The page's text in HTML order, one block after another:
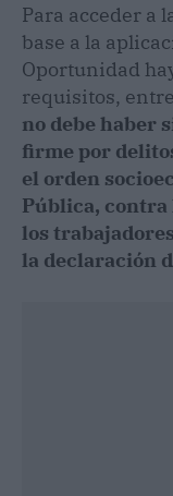
Para acceder a
base a la
Oportunidad
requisitos,
no debe haber
firme por
el orden
Pública, contra
los
la declaración